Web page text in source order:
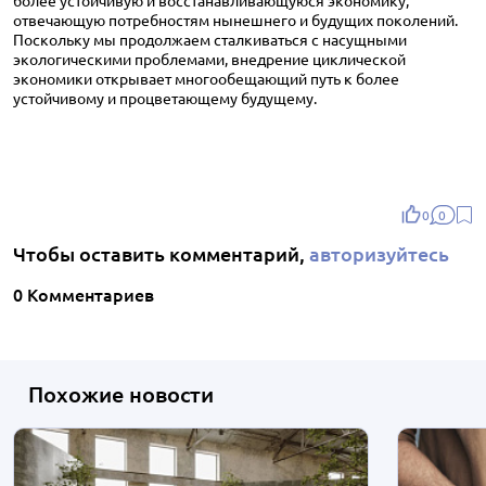
отвечающую потребностям нынешнего и будущих поколений.
Поскольку мы продолжаем сталкиваться с насущными
экологическими проблемами, внедрение циклической
экономики открывает многообещающий путь к более
устойчивому и процветающему будущему.
0 0
Чтобы оставить комментарий, авторизуйтесь
0 Комментариев
Похожие новости